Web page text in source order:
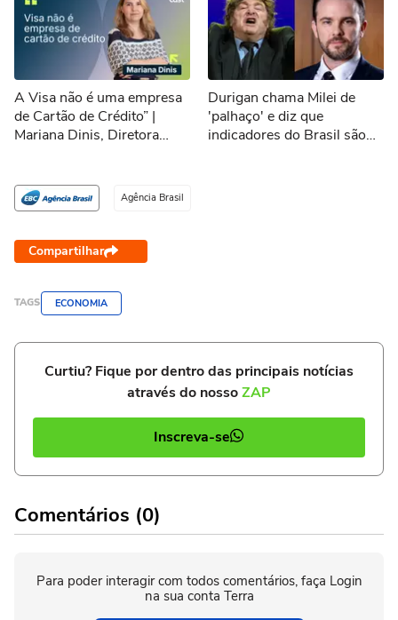
A Visa não é uma empresa
de Cartão de Crédito” |
Mariana Dinis, Diretora
Durigan chama Milei de
'palhaço' e diz que
indicadores do Brasil são
Agência Brasil
Compartilhar
TAGS ECONOMIA
Curtiu? Fique por dentro das principais notícias
através do nossoZAP
Inscreva-se
Comentários (0)
Para poder interagir com todos comentários, faça Login
na sua conta Terra